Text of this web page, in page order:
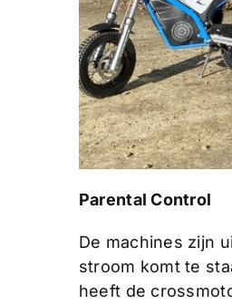
Parental Control
De machines zijn
stroom komt te
heeft de